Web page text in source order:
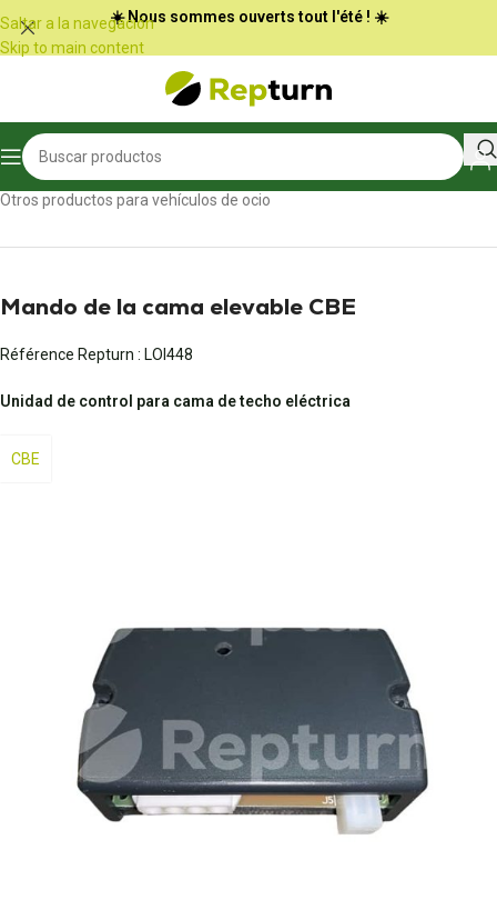
Panel de gestión de cookies
Saltar a la navegación
Skip to main content
☀️ Nous sommes ouverts tout l'été ! ☀️
Inicio/Autocaravanas y furgonetas
Otros productos para vehículos de ocio
Mando de la cama elevable CBE
Référence Repturn : LOI448
Unidad de control para cama de techo eléctrica
CBE